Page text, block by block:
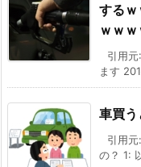
するｗ
ｗｗ
引用
ます
車買う
引用
の？ 1: